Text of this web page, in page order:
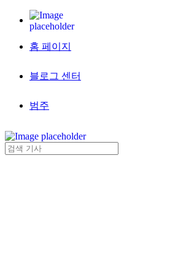
홈 페이지
블로그 센터
범주